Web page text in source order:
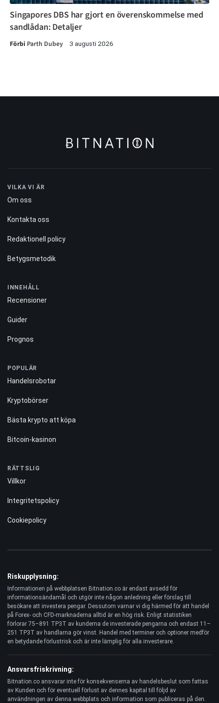
Singapores DBS har gjort en överenskommelse med
sandlådan: Detaljer
Förbi Parth Dubey 3 augusti 2026
VILKA VI ÄR
Om oss
Kontakta oss
Redaktionell policy
Betygsmetodik
INNEHÅLL
Recensioner
Guider
Prognos
POPULÄR
Handelsrobotar
Kryptobörser
Bästa krypto att köpa
Bitcoin-kasinon
RÄTTSLIG
Villkor
Integritetspolicy
Cookiepolicy
Riskupplysning:
Informationen på webbplatsen Bitnation.co är endast avsedd för
informationsändamål och utgör inte någon anledning eller förslag till
besökare att investera pengar. Dessutom varnar vi dig härmed för att handel
på Forex- och CFD-marknaderna alltid är en hög risk. Enligt statistiken
förlorar 75–891 TP3T av kunderna de investerade pengarna och endast 11–
251 TP3T av handlarna gör vinst. Handel med terminer och optioner medför
en betydande förlustrisk och är inte lämplig för alla investerare.
Ansvarsfriskrivning:
Bitnation.co ansvarar inte för konsekvenserna av handelsbeslut som fattas
av Kunden och för eventuell förlust av dennes kapital till följd av
användningen av denna webbplats och information som publiceras på den.